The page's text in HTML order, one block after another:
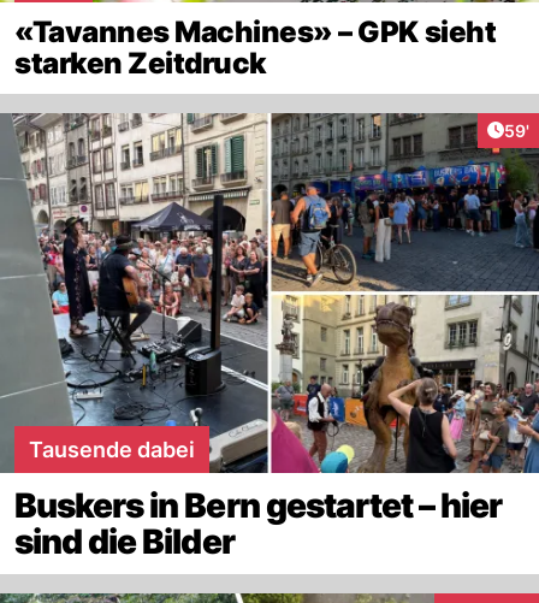
«Tavannes Machines» – GPK sieht
starken Zeitdruck
59'
Tausende dabei
Buskers in Bern gestartet – hier
sind die Bilder